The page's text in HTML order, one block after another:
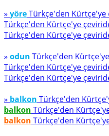
» yöreTürkçe'den
Türkçe'den Kürtçe'ye
Türkçe'den Kürtçe'ye
» odun Türkçe'den
Türkçe'den Kürtçe'ye
Türkçe'den Kürtçe'ye
» balkon Türkçe'den
balkon Türkçe'den
balkon Türkçe'den